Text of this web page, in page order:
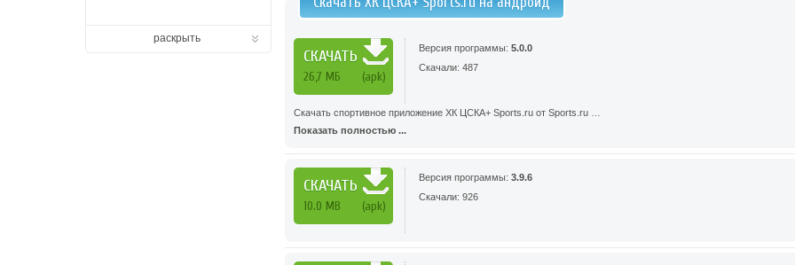
СКАЧАТЬ
26,7 МБ (apk)
Версия программы: 5.0.0
Скачали: 487
Скачать спортивное приложение ХК ЦСКА+ Sports.ru от Sports.ru …
Показать полностью ...
СКАЧАТЬ
10.0 MB (apk)
Версия программы: 3.9.6
Скачали: 926
раскрыть